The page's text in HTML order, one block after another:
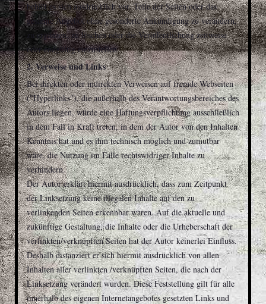
behält es sich ausdrücklich vor, Teile der Seiten oder das
gesamte Angebot ohne gesonderte Ankündigung zu verändern,
zu ergänzen, zu löschen oder die Veröffentlichung zeitweise
oder endgültig einzustellen.
2. Verweise und Links
Bei direkten oder indirekten Verweisen auf fremde Webseiten
("Hyperlinks"), die außerhalb des Verantwortungsbereiches des
Autors liegen, würde eine Haftungsverpflichtung ausschließlich
in dem Fall in Kraft treten, in dem der Autor von den Inhalten
Kenntnis hat und es ihm technisch möglich und zumutbar
wäre, die Nutzung im Falle rechtswidriger Inhalte zu
verhindern.
Der Autor erklärt hiermit ausdrücklich, dass zum Zeitpunkt
der Linksetzung keine illegalen Inhalte auf den zu
verlinkenden Seiten erkennbar waren. Auf die aktuelle und
zukünftige Gestaltung, die Inhalte oder die Urheberschaft der
verlinkten/verknüpften Seiten hat der Autor keinerlei Einfluss.
Deshalb distanziert er sich hiermit ausdrücklich von allen
Inhalten aller verlinkten /verknüpften Seiten, die nach der
Linksetzung verändert wurden. Diese Feststellung gilt für alle
innerhalb des eigenen Internetangebotes gesetzten Links und